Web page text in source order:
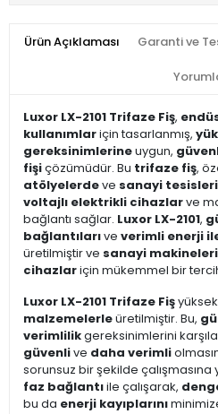
Ürün Açıklaması Garanti ve
Luxor LX-2101 Trifaze Fiş,
kullanımlariçin tasarlanmış,
gereksinimlerineuygun,
fişiçözümüdür. Bu trifaze fiş,
atölyelerdeve sanayi
voltajlı elektrikli cihazlarve
bağlantı sağlar. Luxor LX-2101,
bağlantılarıve verimli enerji
üretilmiştir ve sanayi makineleri
cihazlariçin mükemmel bir
Luxor LX-2101 Trifaze Fişyüksek
malzemelerleüretilmiştir. Bu,
verimlilikgereksinimlerini
güvenlive daha verimli
sorunsuz bir şekilde çalışmasına
faz bağlantıile çalışarak,
bu da enerji kayıplarını